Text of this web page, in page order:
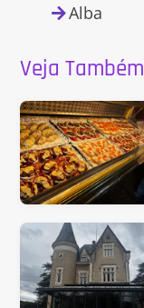
Alba
Veja Também